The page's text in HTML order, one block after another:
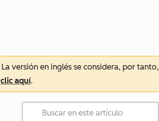
La versión en inglés se considera, por tanto,
clic aquí.